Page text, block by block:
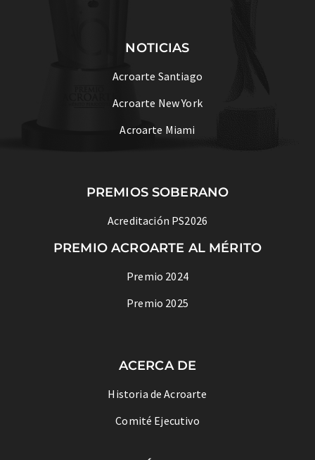
NOTICIAS
Acroarte Santiago
Acroarte New York
Acroarte Miami
PREMIOS SOBERANO
Acreditación PS2026
PREMIO ACROARTE AL MÉRITO
Premio 2024
Premio 2025
ACERCA DE
Historia de Acroarte
Comité Ejecutivo